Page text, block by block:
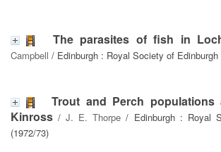
The parasites of fish in
Campbell / Edinburgh : Royal Society of Edinburgh
Trout and Perch
Kinross /J. E. Thorpe / Edinburgh : Royal
(1972/73)